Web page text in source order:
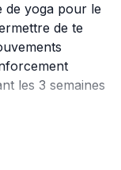
de yoga pour le
de te
les 3 semaines